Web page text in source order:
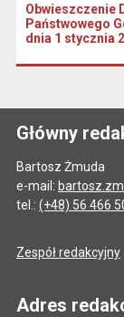
Obwieszczenie
Państwowego
dnia 1 stycznia
Główny
Bartosz Żmuda
e-mail:
tel.: (+48) 56 466
Zespół redakcyjny
Adres